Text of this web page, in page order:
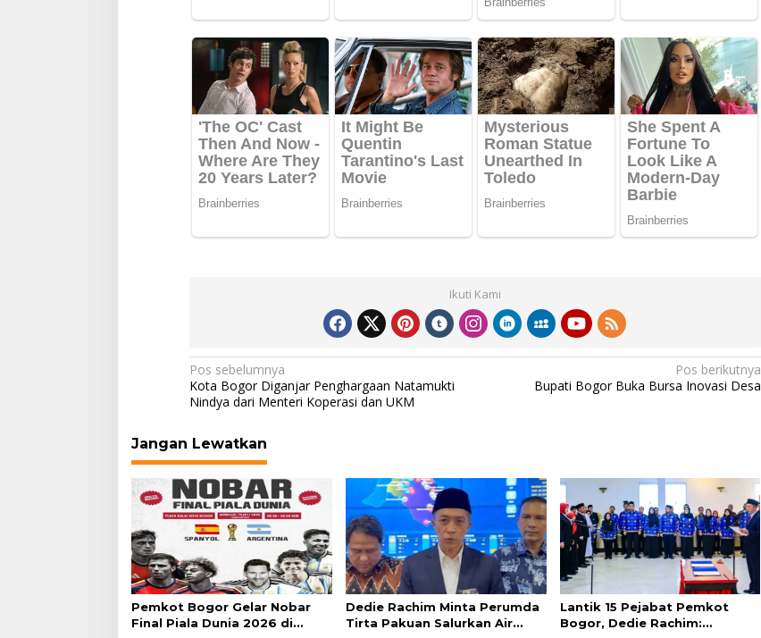
Ikuti Kami
Navigasi
pos
Pos sebelumnya
Kota Bogor Diganjar Penghargaan Natamukti
Nindya dari Menteri Koperasi dan UKM
Pos berikutnya
Bupati Bogor Buka Bursa Inovasi Desa
Jangan Lewatkan
Pemkot Bogor Gelar Nobar
Final Piala Dunia 2026 di
Dedie Rachim Minta Perumda
Tirta Pakuan Salurkan Air
Lantik 15 Pejabat Pemkot
Bogor, Dedie Rachim: